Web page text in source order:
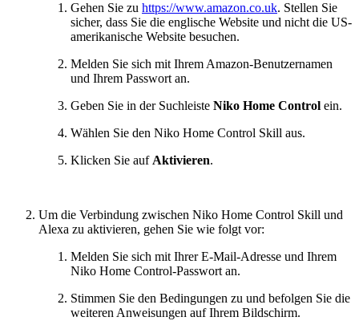
Gehen Sie zu https://www.amazon.co.uk. Stellen Sie
sicher, dass Sie die englische Website und nicht die US-
amerikanische Website besuchen.
Melden Sie sich mit Ihrem Amazon-Benutzernamen
und Ihrem Passwort an.
Geben Sie in der Suchleiste Niko Home Control ein.
Wählen Sie den Niko Home Control Skill aus.
Klicken Sie auf Aktivieren.
Um die Verbindung zwischen Niko Home Control Skill und
Alexa zu aktivieren, gehen Sie wie folgt vor:
Melden Sie sich mit Ihrer E-Mail-Adresse und Ihrem
Niko Home Control-Passwort an.
Stimmen Sie den Bedingungen zu und befolgen Sie die
weiteren Anweisungen auf Ihrem Bildschirm.